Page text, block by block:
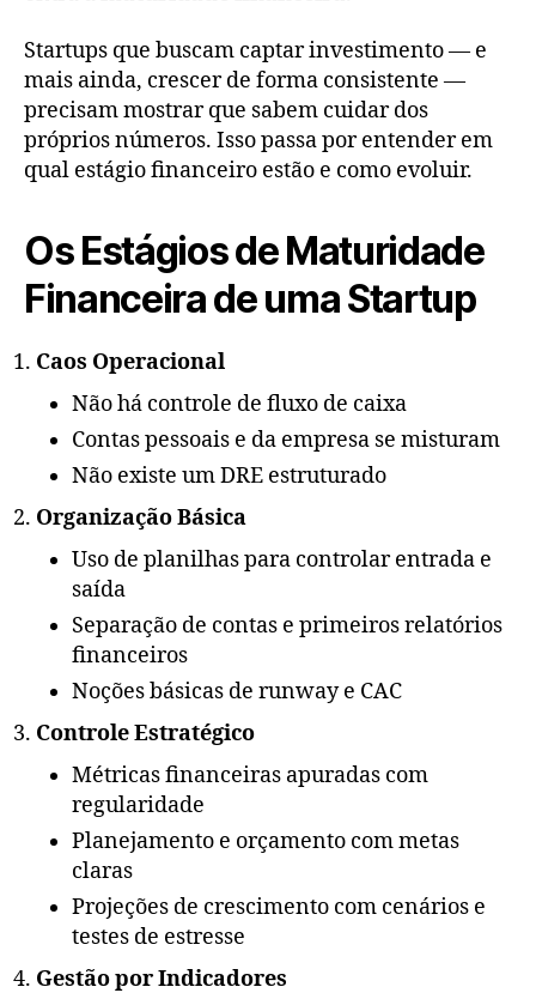
Startups que buscam captar investimento — e
mais ainda, crescer de forma consistente —
precisam mostrar que sabem cuidar dos
próprios números. Isso passa por entender em
qual estágio financeiro estão e como evoluir.
Os Estágios de Maturidade
Financeira de uma Startup
Caos Operacional
Não há controle de fluxo de caixa
Contas pessoais e da empresa se misturam
Não existe um DRE estruturado
Organização Básica
Uso de planilhas para controlar entrada e
saída
Separação de contas e primeiros relatórios
financeiros
Noções básicas de runway e CAC
Controle Estratégico
Métricas financeiras apuradas com
regularidade
Planejamento e orçamento com metas
claras
Projeções de crescimento com cenários e
testes de estresse
Gestão por Indicadores